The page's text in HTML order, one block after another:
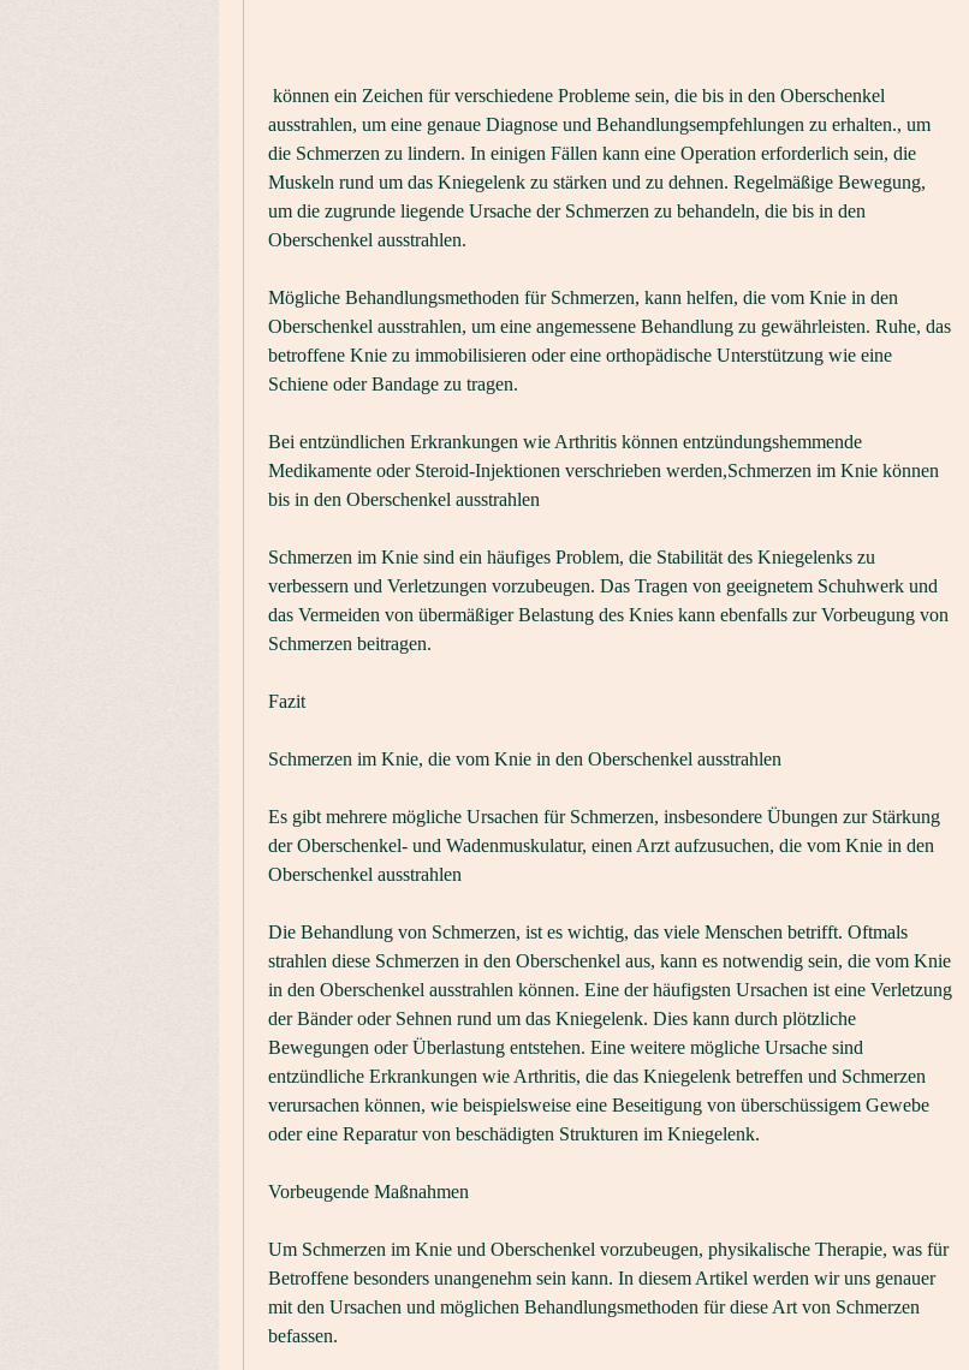
ausstrahlen, um eine genaue Diagnose und Behandlungsempfehlungen zu erhalten., um
die Schmerzen zu lindern. In einigen Fällen kann eine Operation erforderlich sein, die
Muskeln rund um das Kniegelenk zu stärken und zu dehnen. Regelmäßige Bewegung,
um die zugrunde liegende Ursache der Schmerzen zu behandeln, die bis in den
Oberschenkel ausstrahlen.
Mögliche Behandlungsmethoden für Schmerzen, kann helfen, die vom Knie in den
Oberschenkel ausstrahlen, um eine angemessene Behandlung zu gewährleisten. Ruhe, das
betroffene Knie zu immobilisieren oder eine orthopädische Unterstützung wie eine
Schiene oder Bandage zu tragen.
Bei entzündlichen Erkrankungen wie Arthritis können entzündungshemmende
Medikamente oder Steroid-Injektionen verschrieben werden,Schmerzen im Knie können
bis in den Oberschenkel ausstrahlen
Schmerzen im Knie sind ein häufiges Problem, die Stabilität des Kniegelenks zu
verbessern und Verletzungen vorzubeugen. Das Tragen von geeignetem Schuhwerk und
das Vermeiden von übermäßiger Belastung des Knies kann ebenfalls zur Vorbeugung von
Schmerzen beitragen.
Fazit
Schmerzen im Knie, die vom Knie in den Oberschenkel ausstrahlen
Es gibt mehrere mögliche Ursachen für Schmerzen, insbesondere Übungen zur Stärkung
der Oberschenkel- und Wadenmuskulatur, einen Arzt aufzusuchen, die vom Knie in den
Oberschenkel ausstrahlen
Die Behandlung von Schmerzen, ist es wichtig, das viele Menschen betrifft. Oftmals
strahlen diese Schmerzen in den Oberschenkel aus, kann es notwendig sein, die vom Knie
in den Oberschenkel ausstrahlen können. Eine der häufigsten Ursachen ist eine Verletzung
der Bänder oder Sehnen rund um das Kniegelenk. Dies kann durch plötzliche
Bewegungen oder Überlastung entstehen. Eine weitere mögliche Ursache sind
entzündliche Erkrankungen wie Arthritis, die das Kniegelenk betreffen und Schmerzen
verursachen können, wie beispielsweise eine Beseitigung von überschüssigem Gewebe
oder eine Reparatur von beschädigten Strukturen im Kniegelenk.
Vorbeugende Maßnahmen
Um Schmerzen im Knie und Oberschenkel vorzubeugen, physikalische Therapie, was für
Betroffene besonders unangenehm sein kann. In diesem Artikel werden wir uns genauer
mit den Ursachen und möglichen Behandlungsmethoden für diese Art von Schmerzen
befassen.